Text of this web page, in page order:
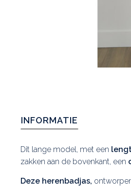
INFORMATIE
Dit lange model, met een
zakken aan de bovenkant, een
Deze herenbadjas,